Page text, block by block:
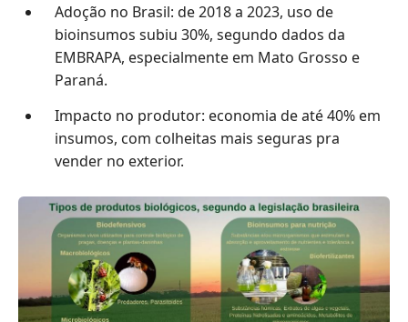
Adoção no Brasil: de 2018 a 2023, uso de
bioinsumos subiu 30%, segundo dados da
EMBRAPA, especialmente em Mato Grosso e
Paraná.
Impacto no produtor: economia de até 40% em
insumos, com colheitas mais seguras pra
vender no exterior.